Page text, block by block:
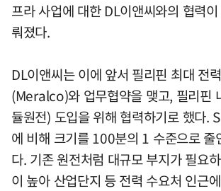
프라 사업에 대한 DL이앤씨와의 협력
뤄졌다.
DL이앤씨는 이에 앞서 필리핀 최대 전
(Meralco)와 업무협약을 맺고, 필리핀
듈원전) 도입을 위해 협력하기로 했다.
에 비해 크기를 100분의 1 수준으로 줄
다. 기존 원전처럼 대규모 부지가 필요
이 높아 산업단지 등 전력 수요처 인근